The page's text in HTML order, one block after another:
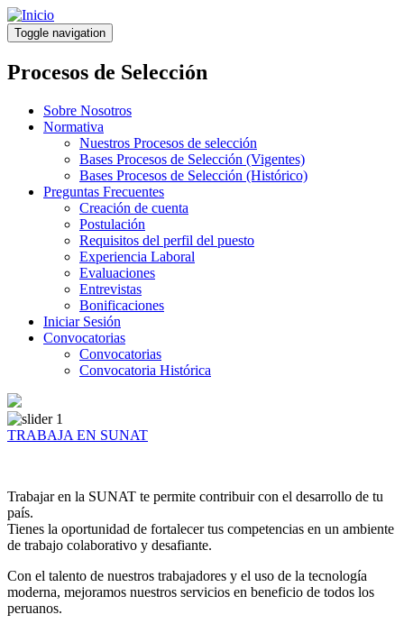
Pasar
al
contenido
principal
Toggle navigation
Procesos de Selección
Sobre Nosotros
Normativa
Nuestros Procesos de selección
Bases Procesos de Selección (Vigentes)
Bases Procesos de Selección (Histórico)
Preguntas Frecuentes
Creación de cuenta
Postulación
Requisitos del perfil del puesto
Experiencia Laboral
Evaluaciones
Entrevistas
Bonificaciones
Iniciar Sesión
Convocatorias
Convocatorias
Convocatoria Histórica
TRABAJA EN SUNAT
Trabajar en la SUNAT te permite contribuir con el desarrollo de tu
país.
Tienes la oportunidad de fortalecer tus competencias en un ambiente
de trabajo colaborativo y desafiante.
Con el talento de nuestros trabajadores y el uso de la tecnología
moderna, mejoramos nuestros servicios en beneficio de todos los
peruanos.